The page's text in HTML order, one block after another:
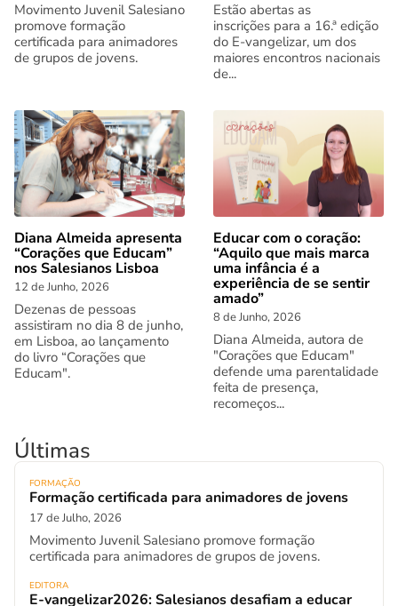
Movimento Juvenil Salesiano
promove formação
certificada para animadores
de grupos de jovens.
Estão abertas as
inscrições para a 16.ª edição
do E-vangelizar, um dos
maiores encontros nacionais
de...
Diana Almeida apresenta
“Corações que Educam”
nos Salesianos Lisboa
12 de Junho, 2026
Dezenas de pessoas
assistiram no dia 8 de junho,
em Lisboa, ao lançamento
do livro “Corações que
Educam".
Educar com o coração:
“Aquilo que mais marca
uma infância é a
experiência de se sentir
amado”
8 de Junho, 2026
Diana Almeida, autora de
"Corações que Educam"
defende uma parentalidade
feita de presença,
recomeços...
Últimas
FORMAÇÃO
Formação certificada para animadores de jovens
17 de Julho, 2026
Movimento Juvenil Salesiano promove formação
certificada para animadores de grupos de jovens.
EDITORA
E-vangelizar2026: Salesianos desafiam a educar